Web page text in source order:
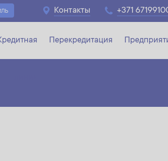
Контакты +371
Перекредитация